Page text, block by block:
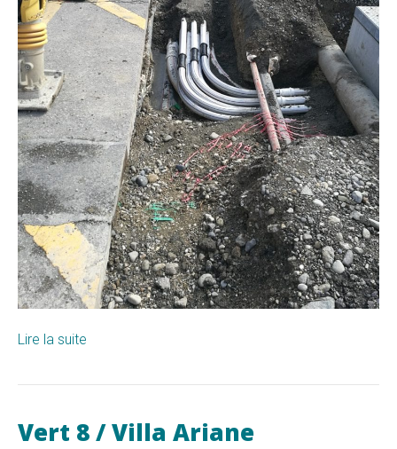
Lire la suite
Vert 8 / Villa Ariane